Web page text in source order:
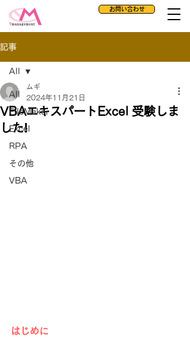
お問い合わせ
記事
All
FileMaker
Excel
RPA
その他
VBA
All
VBAエキスパートExcel 受験しま
した!
ムギ
2024年11月21日
はじめに